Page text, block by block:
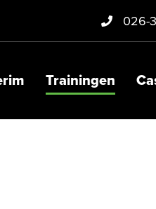
026-
Trainingen